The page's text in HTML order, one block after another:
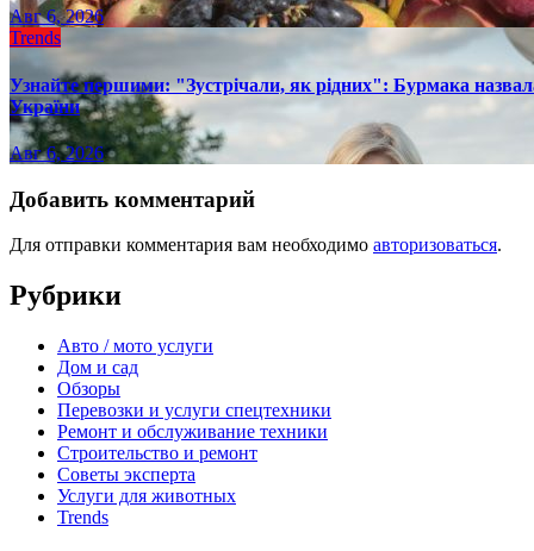
Авг 6, 2026
Trends
Узнайте першими: "Зустрічали, як рідних": Бурмака
України
Авг 6, 2026
Добавить комментарий
Для отправки комментария вам необходимо авторизоваться.
Рубрики
Авто / мото услуги
Дом и сад
Обзоры
Перевозки и услуги спецтехники
Ремонт и обслуживание техники
Строительство и ремонт
Советы эксперта
Услуги для животных
Trends